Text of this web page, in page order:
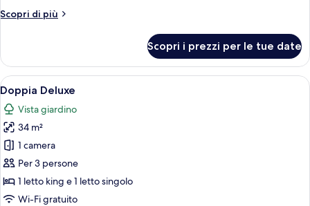
mare
Scopri di più
Altri
panoramica,
terrazzo,
vista
mare
Scopri i prezzi per le tue date
Apri
tutte
le
foto
per
Doppia
Deluxe
Una camera da letto con un letto,
4
Doppia Deluxe
Vista giardino
34 m²
1 camera
Per 3 persone
1 letto king e 1 letto singolo
Wi-Fi gratuito